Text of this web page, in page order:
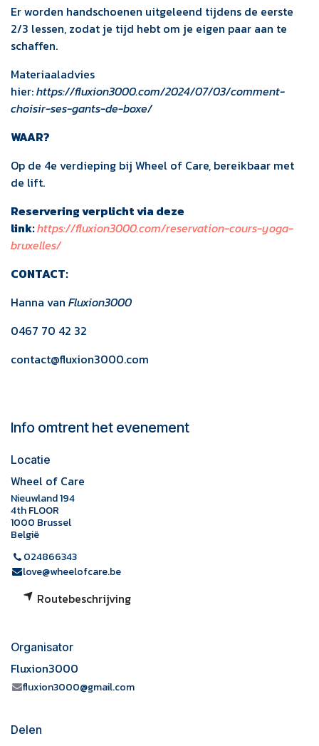
Er worden handschoenen uitgeleend tijdens de eerste
2/3 lessen, zodat je tijd hebt om je eigen paar aan te
schaffen.
Materiaaladvies
hier:https://fluxion3000.com/2024/07/03/comment-
choisir-ses-gants-de-boxe/
WAAR?
Op de 4e verdieping bij Wheel of Care, bereikbaar met
de lift.
Reservering verplicht via deze
link:https://fluxion3000.com/reservation-cours-yoga-
bruxelles/
CONTACT:
Hanna van Fluxion3000
0467 70 42 32
contact@fluxion3000.com
Info omtrent het evenement
Locatie
Wheel of Care
Nieuwland 194
4th FLOOR
1000 Brussel
België
024866343
love@wheelofcare.be
Routebeschrijving
Organisator
Fluxion3000
fluxion3000@gmail.com
Delen